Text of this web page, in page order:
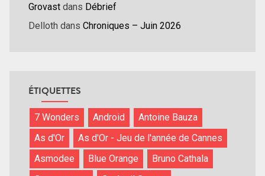
Grovast dans Débrief
Delloth dans Chroniques – Juin 2026
ÉTIQUETTES
7 Wonders Android
Antoine Bauza
As d'Or
As d'Or - Jeu de l'année de Cannes
Asmodee
Blue Orange
Bruno Cathala